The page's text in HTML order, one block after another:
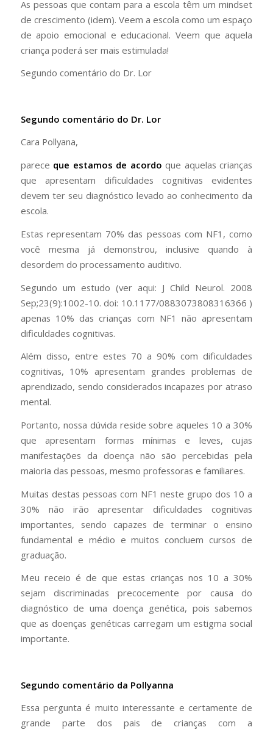
As pessoas que contam para a escola têm um mindset
de crescimento (idem). Veem a escola como um espaço
de apoio emocional e educacional. Veem que aquela
criança poderá ser mais estimulada!
Segundo comentário do Dr. Lor
Segundo comentário do Dr. Lor
Cara Pollyana,
parece que estamos de acordo que aquelas crianças
que apresentam dificuldades cognitivas evidentes
devem ter seu diagnóstico levado ao conhecimento da
escola.
Estas representam 70% das pessoas com NF1, como
você mesma já demonstrou, inclusive quando à
desordem do processamento auditivo.
Segundo um estudo (ver aqui: J Child Neurol. 2008
Sep;23(9):1002-10. doi: 10.1177/0883073808316366 )
apenas 10% das crianças com NF1 não apresentam
dificuldades cognitivas.
Além disso, entre estes 70 a 90% com dificuldades
cognitivas, 10% apresentam grandes problemas de
aprendizado, sendo considerados incapazes por atraso
mental.
Portanto, nossa dúvida reside sobre aqueles 10 a 30%
que apresentam formas mínimas e leves, cujas
manifestações da doença não são percebidas pela
maioria das pessoas, mesmo professoras e familiares.
Muitas destas pessoas com NF1 neste grupo dos 10 a
30% não irão apresentar dificuldades cognitivas
importantes, sendo capazes de terminar o ensino
fundamental e médio e muitos concluem cursos de
graduação.
Meu receio é de que estas crianças nos 10 a 30%
sejam discriminadas precocemente por causa do
diagnóstico de uma doença genética, pois sabemos
que as doenças genéticas carregam um estigma social
importante.
Segundo comentário da Pollyanna
Essa pergunta é muito interessante e certamente de
grande parte dos pais de crianças com a